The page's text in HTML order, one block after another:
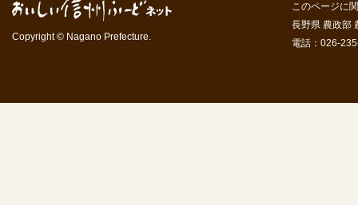
Copyright © Nagano Prefecture.
このページに
長野県 農政部
電話：026-